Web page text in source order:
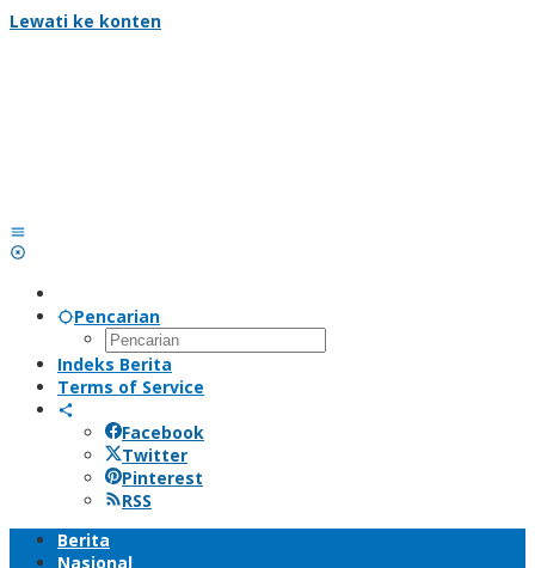
Lewati ke konten
Pencarian
Indeks Berita
Terms of Service
Facebook
Twitter
Pinterest
RSS
Berita
Nasional